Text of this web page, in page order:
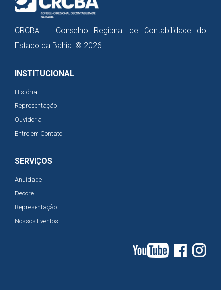
CRCBA – Conselho Regional de Contabilidade do
Estado da Bahia © 2026
INSTITUCIONAL
História
Representação
Ouvidoria
Entre em Contato
SERVIÇOS
Anuidade
Decore
Representação
Nossos Eventos